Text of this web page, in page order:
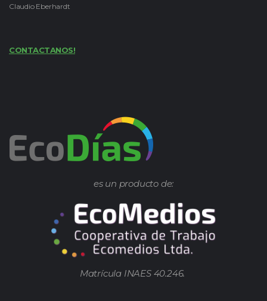
Claudio Eberhardt
CONTACTANOS!
es un producto de:
Matrícula INAES 40.246.